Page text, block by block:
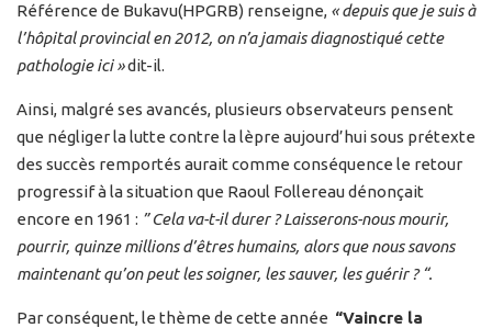
Référence de Bukavu(HPGRB) renseigne, « depuis que je suis à
l’hôpital provincial en 2012, on n’a jamais diagnostiqué cette
pathologie ici »dit-il.
Ainsi, malgré ses avancés, plusieurs observateurs pensent
que négliger la lutte contre la lèpre aujourd’hui sous prétexte
des succès remportés aurait comme conséquence le retour
progressif à la situation que Raoul Follereau dénonçait
encore en 1961 : ” Cela va-t-il durer ? Laisserons-nous mourir,
pourrir, quinze millions d’êtres humains, alors que nous savons
maintenant qu’on peut les soigner, les sauver, les guérir ? “.
Par conséquent, le thème de cette année “Vaincre la